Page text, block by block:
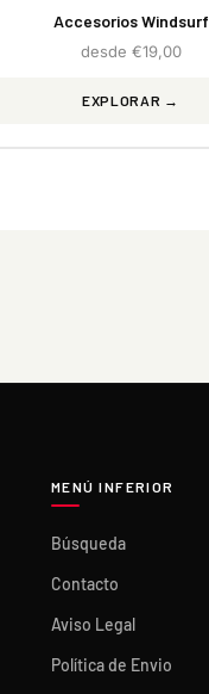
Accesorios Windsurf
desde €19,00
EXPLORAR →
MENÚ INFERIOR
Búsqueda
Contacto
Aviso Legal
Política de Envio